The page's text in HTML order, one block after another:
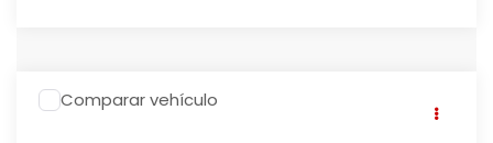
2026Honda CRVCR-V SPORT TOURING
Comparar vehículo